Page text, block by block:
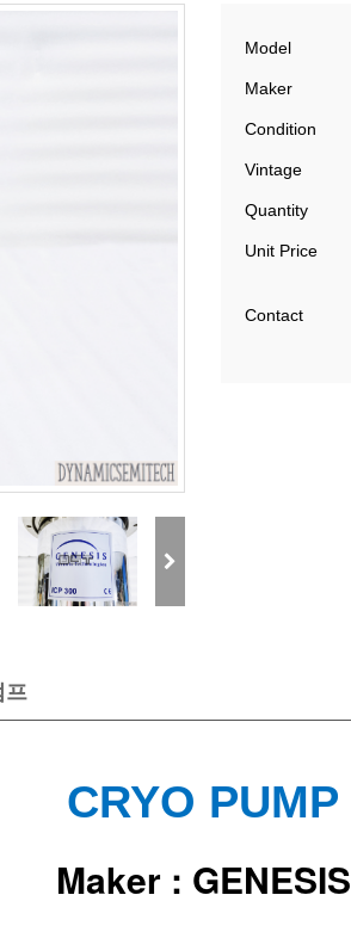
Model
Maker
Condition
Vintage
Quantity
Unit Price
Contact
프
CRYO PUMP
Maker : GENESIS